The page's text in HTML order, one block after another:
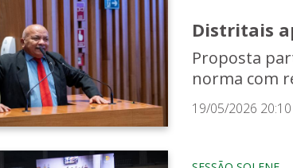
Distritais
Proposta
norma com
19/05/2026 20:10